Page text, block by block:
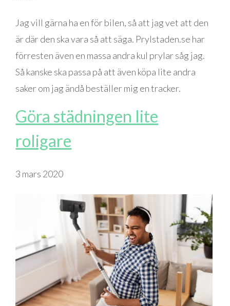
Jag vill gärna ha en för bilen, så att jag vet att den
är där den ska vara så att säga. Prylstaden.se har
förresten även en massa andra kul prylar såg jag.
Så kanske ska passa på att även köpa lite andra
saker om jag ändå beställer mig en tracker.
Göra städningen lite
roligare
3 mars 2020